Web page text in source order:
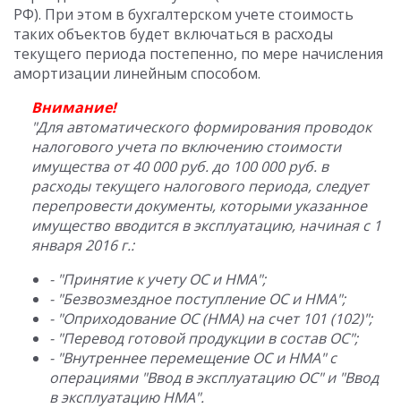
РФ). При этом в бухгалтерском учете стоимость
таких объектов будет включаться в расходы
текущего периода постепенно, по мере начисления
амортизации линейным способом.
Внимание!
"Для автоматического формирования проводок
налогового учета по включению стоимости
имущества от 40 000 руб. до 100 000 руб. в
расходы текущего налогового периода, следует
перепровести документы, которыми указанное
имущество вводится в эксплуатацию, начиная с 1
января 2016 г.:
- "Принятие к учету ОС и НМА";
- "Безвозмездное поступление ОС и НМА";
- "Оприходование ОС (НМА) на счет 101 (102)";
- "Перевод готовой продукции в состав ОС";
- "Внутреннее перемещение ОС и НМА" с
операциями "Ввод в эксплуатацию ОС" и "Ввод
в эксплуатацию НМА".